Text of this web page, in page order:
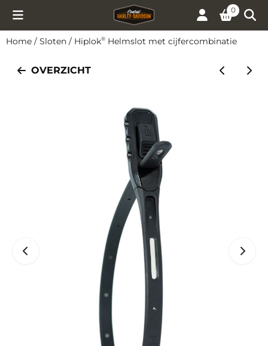
Cookievoorkeuren zijn momenteel gesloten. 0
Home / Sloten / Hiplok® Helmslot met cijfercombinatie
OVERZICHT